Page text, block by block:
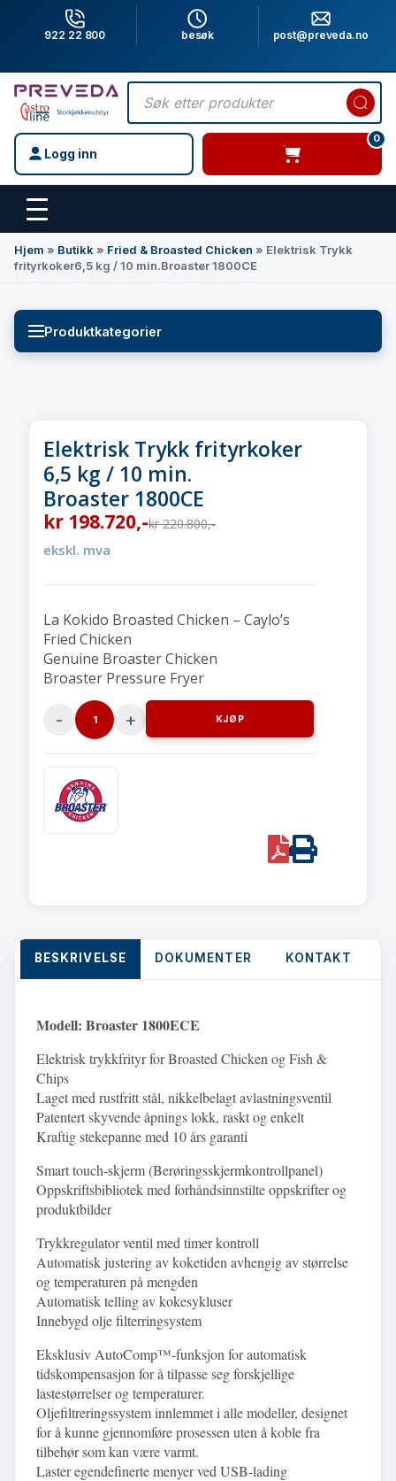
922 22 800 besøk post@preveda.no
Products
search
Logg inn
0
varer i handlevogn
Hovedinnhold
Hjem » Butikk » Fried & Broasted Chicken » Elektrisk Trykk
frityrkoker6,5 kg / 10 min.Broaster 1800CE
Produktkategorier
Elektrisk Trykk frityrkoker
6,5 kg / 10 min.
Broaster 1800CE
kr 198.720,-kr220.800,-
ekskl. mva
La Kokido Broasted Chicken – Caylo’s
Fried Chicken
Genuine Broaster Chicken
Broaster Pressure Fryer
Elektrisk
KJØP
PDFPrint
BESKRIVELSE DOKUMENTER KONTAKT
Modell: Broaster 1800ECE
Elektrisk trykkfrityr for Broasted Chicken ogFish &
Chips
Laget med rustfritt stål, nikkelbelagt avlastningsventil
Patentertskyvende åpnings lokk, raskt og enkelt
Kraftig stekepanne med 10 års garanti
Smart touch-skjerm (Berøringsskjermkontrollpanel)
Oppskriftsbibliotek med forhåndsinnstilte oppskrifter og
produktbilder
Trykkregulator ventil med timer kontroll
Automatisk justering av koketiden avhengig av størrelse
og temperaturen på mengden
Automatisk telling av kokesykluser
Innebygd olje filterringsystem
Eksklusiv AutoComp™-funksjon for automatisk
tidskompensasjon for å tilpasse seg forskjellige
lastestørrelser og temperaturer.
Oljefiltreringssystem innlemmet i alle modeller, designet
for å kunne gjennomføre prosessen uten å koble fra
tilbehør som kan være varmt.
Laster egendefinerte menyer ved USB-lading